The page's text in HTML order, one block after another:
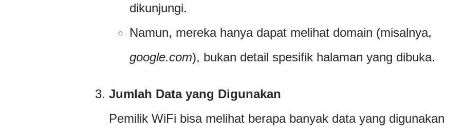
dikunjungi.
Namun, mereka hanya dapat melihat domain (misalnya,
google.com), bukan detail spesifik halaman yang dibuka.
Jumlah Data yang Digunakan
Pemilik WiFi bisa melihat berapa banyak data yang digunakan